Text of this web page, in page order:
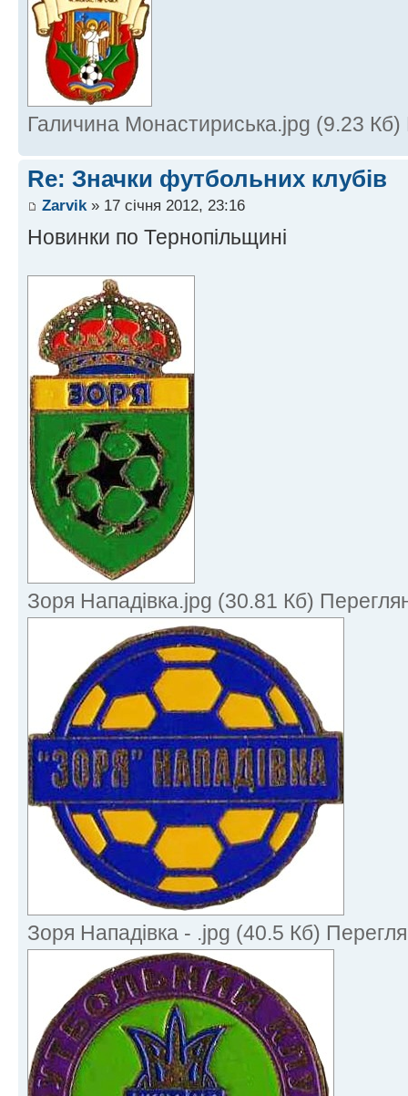
Галичина Монастириська.jpg (9.23 Кб)
Re: Значки футбольних клубів
Zarvik» 17 січня 2012, 23:16
Новинки по Тернопільщині
Зоря Нападівка.jpg (30.81 Кб)
Зоря Нападівка - .jpg (40.5 Кб)